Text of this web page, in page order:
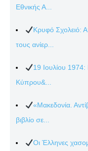
Εθνικής Α...
Κρυφό Σχολειό:
τους ανίερ...
19 Ιουλίου
Κύπρου&...
«Μακεδονία.
βιβλίο σε...
Οι Έλληνες